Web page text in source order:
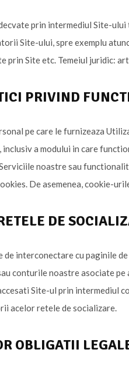
prin intermediul Site-
Site-ului, spre exemplu
Site etc. Temeiul juridic:
PRIVIND
pe care le furnizeaza
a modului in care
Serviciile noastre sau
De asemenea, cookie-
DE
de interconectare cu paginile
conturile noastre asociate
Site-ul prin intermediul
acelor retele de socializare.
OBLIGATII